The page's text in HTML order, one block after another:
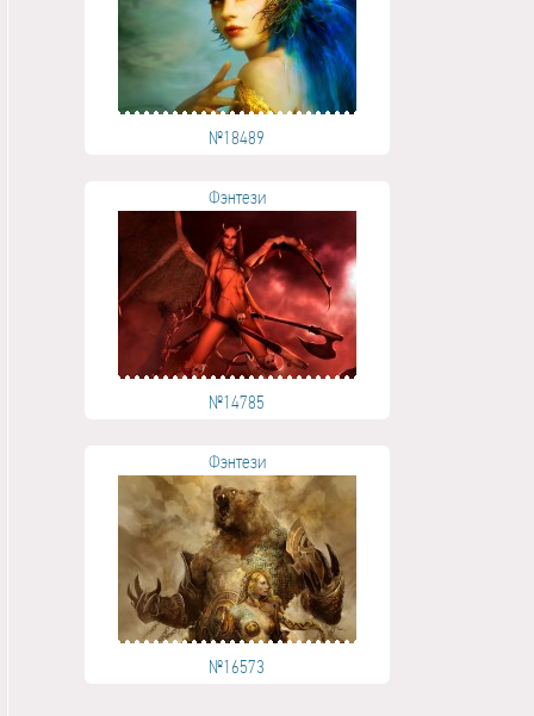
№18489
Фэнтези
№14785
Фэнтези
№16573